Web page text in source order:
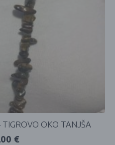
TIGROVO OKO TANJŠA
€